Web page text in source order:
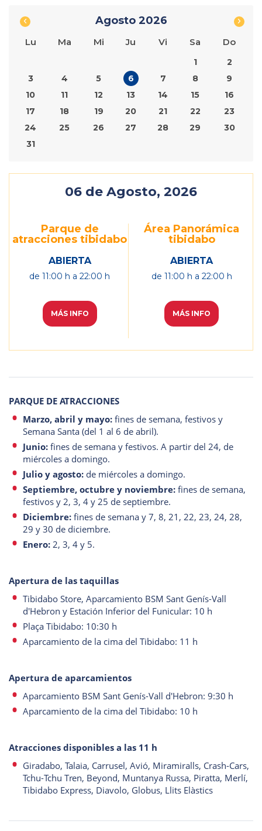
Agosto 2026
Lu Ma Mi Ju Vi Sa Do
1
2
3
4 5 6 7 8
9
10
11 12 13 14 15
16
17
18 19 20 21 22
23
24
25 26 27 28 29
30
31
06 de Agosto, 2026
Parque de
atracciones tibidabo
ABIERTA
de11:00 h a22:00 h
MÁS INFO
Área Panorámica
tibidabo
ABIERTA
de 11:00 h a 22:00 h
MÁS INFO
PARQUE DE ATRACCIONES
Marzo, abril y mayo: fines de semana, festivos y
Semana Santa (del 1 al 6 de abril).
Junio: fines de semana y festivos. A partir del 24, de
miércoles a domingo.
Julio y agosto: de miércoles a domingo.
Septiembre, octubre y noviembre: fines de semana,
festivos y 2, 3, 4 y 25 de septiembre.
Diciembre: fines de semana y 7, 8, 21, 22, 23, 24, 28,
29 y 30 de diciembre.
Enero: 2, 3, 4 y 5.
Apertura de las taquillas
Tibidabo Store, Aparcamiento BSM Sant Genís-Vall
d'Hebron y Estación Inferior del Funicular: 10 h
Plaça Tibidabo: 10:30 h
Aparcamiento de la cima del Tibidabo: 11 h
Apertura de aparcamientos
Aparcamiento BSM Sant Genís-Vall d'Hebron: 9:30 h
Aparcamiento de la cima del Tibidabo: 10 h
Atracciones disponibles a las 11 h
Giradabo, Talaia, Carrusel, Avió, Miramiralls, Crash-Cars,
Tchu-Tchu Tren, Beyond, Muntanya Russa, Piratta, Merlí,
Tibidabo Express, Diavolo, Globus, Llits Elàstics